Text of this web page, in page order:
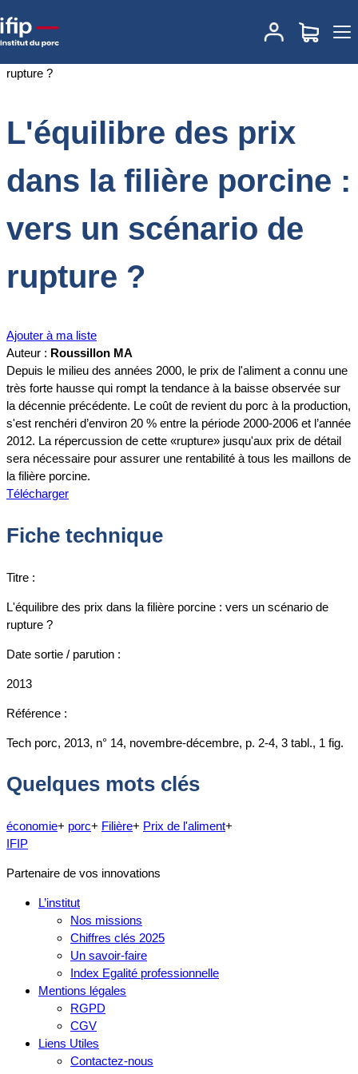
Accueil
L'équilibre des prix dans la filière porcine
: vers un scénario de rupture ?
L'équilibre des prix
dans la filière porcine :
vers un scénario de
rupture ?
Ajouter à ma liste
Auteur : Roussillon MA
Depuis le milieu des années 2000, le prix de l'aliment a connu une
très forte hausse qui rompt la tendance à la baisse observée sur
la décennie précédente. Le coût de revient du porc à la production,
s'est renchéri d’environ 20 % entre la période 2000-2006 et l’année
2012. La répercussion de cette «rupture» jusqu'aux prix de détail
sera nécessaire pour assurer une rentabilité à tous les maillons de
la filière porcine.
Télécharger
Fiche technique
Titre :
L'équilibre des prix dans la filière porcine : vers un scénario de
rupture ?
Date sortie / parution :
2013
Référence :
Tech porc, 2013, n° 14, novembre-décembre, p. 2-4, 3 tabl., 1 fig.
Quelques mots clés
économie+ porc+ Filière+ Prix de l'aliment+
IFIP
Partenaire de vos innovations
L’institut
Nos missions
Chiffres clés 2025
Un savoir-faire
Index Egalité professionnelle
Mentions légales
RGPD
CGV
Liens Utiles
Contactez-nous